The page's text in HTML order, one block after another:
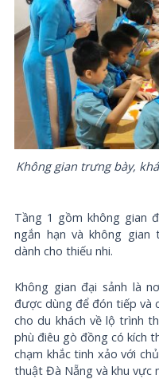
Không gian trưng bày,
Tầng 1 gồm không gian
ngắn hạn và không
dành cho thiếu nhi.
Không gian đại sảnh là
được dùng để đón tiếp và
cho du khách về lộ trình
phù điêu gò đồng có kích
chạm khắc tinh xảo với
thuật Đà Nẵng và khu vực